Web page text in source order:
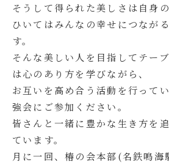
そうして得られた美しさは自身の
ひいてはみんなの幸せにつなが
す。
そんな美しい人を目指してテー
は心のあり方を学びながら、
お互いを高め合う活動を行って
強会にご参加ください。
皆さんと一緒に豊かな生き方を
ています。
月に一回、椿の会本部(名鉄鳴